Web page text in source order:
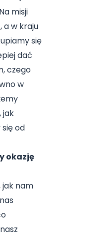
misji
a w kraju
się
dać
czego
w
jak
od
okazję
jak nam